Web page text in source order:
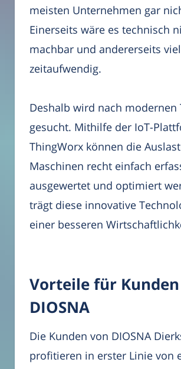
meisten Unternehmen gar
Einerseits wäre es technisch
machbar und andererseits
zeitaufwendig.
Deshalb wird nach modernen
gesucht. Mithilfe der IoT-
ThingWorx können die
Maschinen recht einfach
ausgewertet und optimiert
trägt diese innovative
einer besseren
Vorteile für
DIOSNA
Die Kunden von DIOSNA
profitieren in erster Linie von